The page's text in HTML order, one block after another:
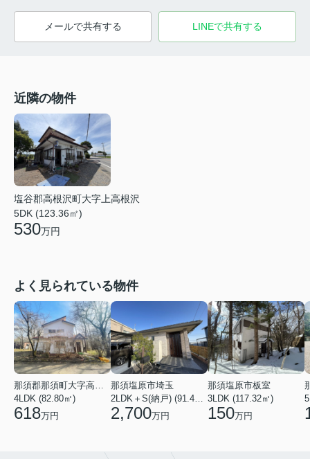
メールで共有する LINEで共有する
近隣の物件
塩谷郡高根沢町大字上高根沢
5DK (123.36㎡)
530万円
よく見られている物件
那須郡那須町大字高久乙
4LDK (82.80㎡)
618万円
那須塩原市埼玉
2LDK＋S(納戸) (91.44㎡)
2,700万円
那須塩原市板室
3LDK (117.32㎡)
150万円